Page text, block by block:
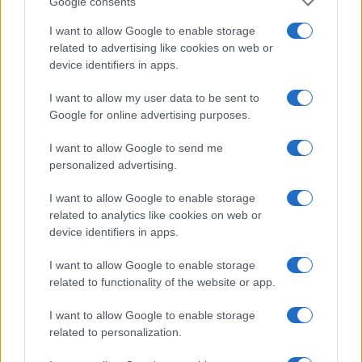
I want to allow Google to enable storage
related to advertising like cookies on web or
device identifiers in apps.
I want to allow my user data to be sent to
Google for online advertising purposes.
I want to allow Google to send me
personalized advertising.
I want to allow Google to enable storage
related to analytics like cookies on web or
device identifiers in apps.
I want to allow Google to enable storage
related to functionality of the website or app.
I want to allow Google to enable storage
related to personalization.
Verder lezen
NEWS